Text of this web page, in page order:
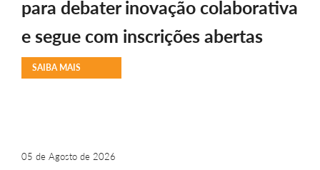
para debater inovação colaborativa
e segue com inscrições abertas
SAIBA MAIS
05 de Agosto de 2026